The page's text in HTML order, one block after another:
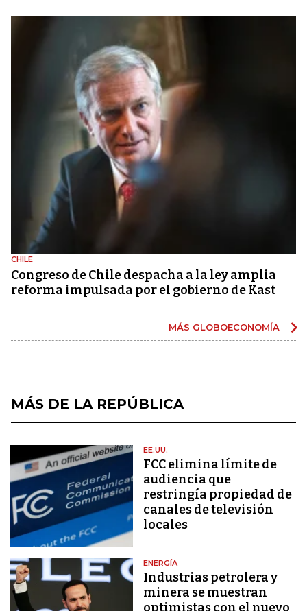
CHILE
Congreso de Chile despacha a la ley amplia
reforma impulsada por el gobierno de Kast
MÁS GLOBOECONOMÍA
MÁS DE LA REPÚBLICA
EE.UU.
FCC elimina límite de
audiencia que
restringía propiedad de
canales de televisión
locales
ENERGÍA
Industrias petrolera y
minera se muestran
optimistas con el nuevo